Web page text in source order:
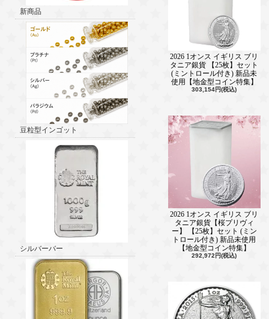
新商品
豆粒型インゴット
シルバーバー
2026 1オンス イギリス ブリ
タニア銀貨 【25枚】セット
(ミントロール付き) 新品未
使用【地金型コイン特集】
303,154円(税込)
2026 1オンス イギリス ブリ
タニア銀貨【桜プリヴィ
ー】 【25枚】セット (ミン
トロール付き) 新品未使用
【地金型コイン特集】
292,972円(税込)